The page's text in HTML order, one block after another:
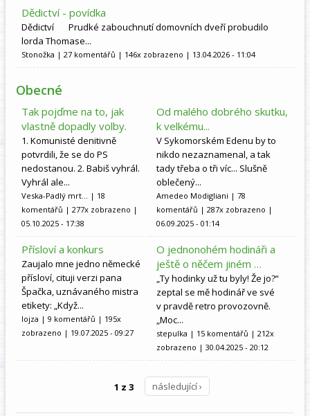
Dědictví - povídka
Dědictví Prudké zabouchnutí domovních dveří probudilo
lorda Thomase...
Stonožka | 27 komentářů | 146x zobrazeno | 13.04.2026 - 11:04
Obecné
Tak pojďme na to, jak
vlastně dopadly volby.
1. Komunisté definitivně
potvrdili, že se do PS
nedostanou. 2. Babiš vyhrál.
Vyhrál ale...
Veska-Padlý mrt... | 18
komentářů | 277x zobrazeno |
05.10.2025 - 17:38
Od malého dobrého skutku,
k velkému...
V Sykomorském Edenu by to
nikdo nezaznamenal, a tak
tady třeba o tři víc... Slušně
oblečený...
Amedeo Modigliani | 78
komentářů | 287x zobrazeno |
06.09.2025 - 01:14
Přísloví a konkurs
Zaujalo mne jedno německé
přísloví, cituji verzi pana
Špačka, uznávaného mistra
etikety: „Když...
lojza | 9 komentářů | 195x
zobrazeno | 19.07.2025 - 09:27
O jednonohém hodináři a
ještě o něčem jiném …
„Ty hodinky už tu byly! Že jo?“
zeptal se mě hodinář ve své
v pravdě retro provozovně.
„Moc...
stepulka | 15 komentářů | 212x
zobrazeno | 30.04.2025 - 20:12
1 z 3 následující ›